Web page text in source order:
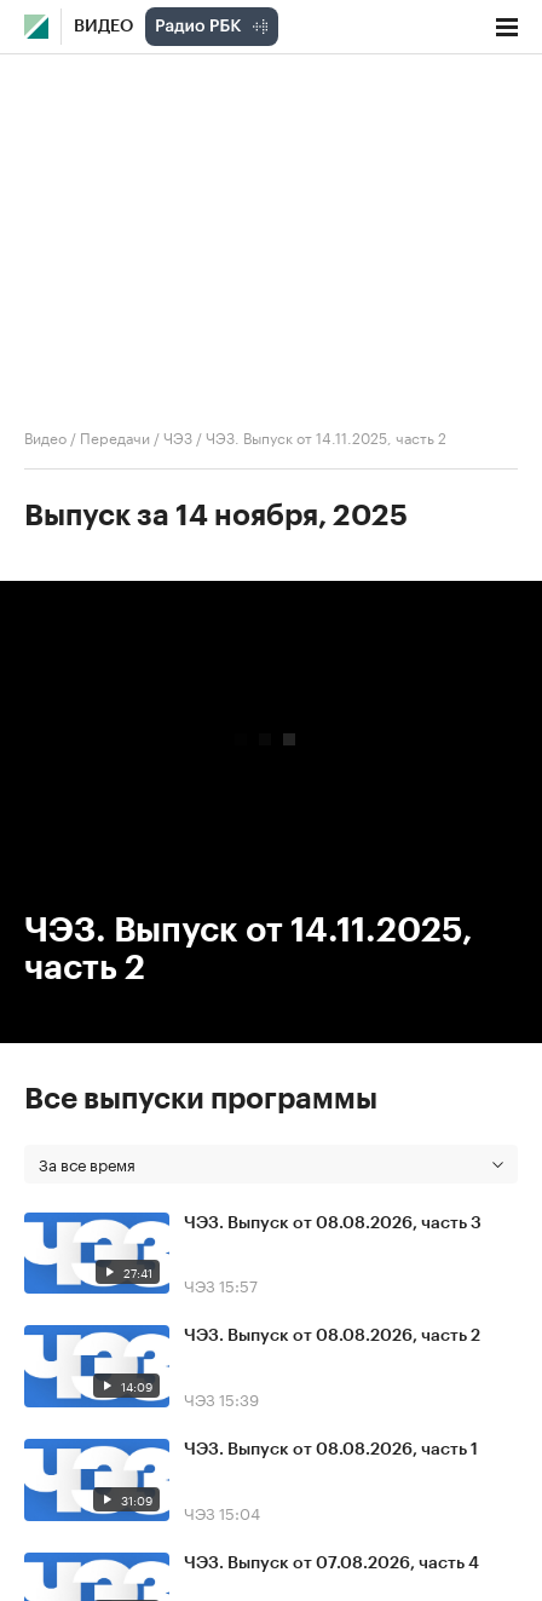
ВИДЕО
Видео / Передачи /ЧЭЗ /ЧЭЗ. Выпуск от 14.11.2025, часть 2
Выпуск за 14 ноября, 2025
ЧЭЗ. Выпуск от 14.11.2025,
часть 2
Все выпуски программы
За все время
27:41
ЧЭЗ. Выпуск от 08.08.2026, часть 3
ЧЭЗ 15:57
14:09
ЧЭЗ. Выпуск от 08.08.2026, часть 2
ЧЭЗ 15:39
31:09
ЧЭЗ. Выпуск от 08.08.2026, часть 1
ЧЭЗ 15:04
ЧЭЗ. Выпуск от 07.08.2026, часть 4